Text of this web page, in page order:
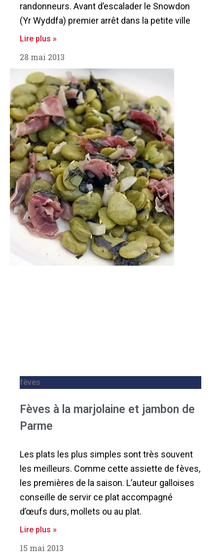
randonneurs. Avant d’escalader le Snowdon
(Yr Wyddfa) premier arrêt dans la petite ville
Lire plus »
28 mai 2013
fèves
Fèves à la marjolaine et jambon de
Parme
Les plats les plus simples sont très souvent
les meilleurs. Comme cette assiette de fèves,
les premières de la saison. L’auteur galloises
conseille de servir ce plat accompagné
d’œufs durs, mollets ou au plat.
Lire plus »
15 mai 2013